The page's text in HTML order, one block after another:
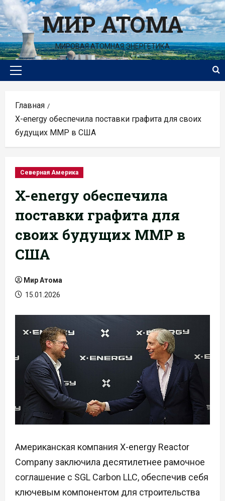
Перейти
к
содержимомуМИР АТОМА
МИРОВАЯ АТОМНАЯ ЭНЕРГЕТИКА
Основное
Главная
X-energy обеспечила поставки графита для своих
будущих ММР в США
Северная Америка
X-energy обеспечила
поставки графита для
своих будущих ММР в
США
Мир Атома
15.01.2026
Американская компания X-energy Reactor
Company заключила десятилетнее рамочное
соглашение с SGL Carbon LLC, обеспечив себя
ключевым компонентом для строительства